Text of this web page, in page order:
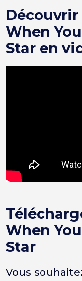
When
Star en
When
Star
Vous